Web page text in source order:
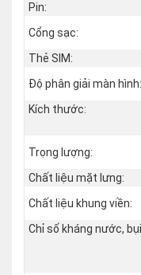
Pin:
Cổng sạc:
Thẻ SIM:
Độ phân giải màn hình:
Kích thước:
Trọng lượng:
Chất liệu mặt lưng:
Chất liệu khung viền:
Chỉ số kháng nước,